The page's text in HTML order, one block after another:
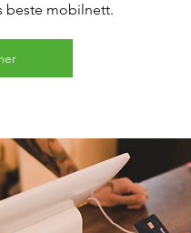
beste mobilnett.